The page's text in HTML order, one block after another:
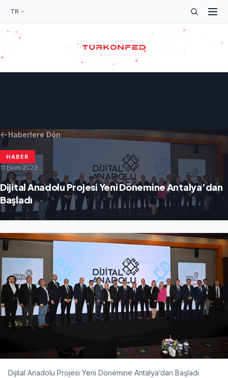
TR
Haberlere Dön
HABER
11 Ekim 2023
Dijital Anadolu Projesi Yeni Dönemine Antalya’dan
Başladı
Dijital Anadolu Projesi Yeni Dönemine Antalya’dan Başladı